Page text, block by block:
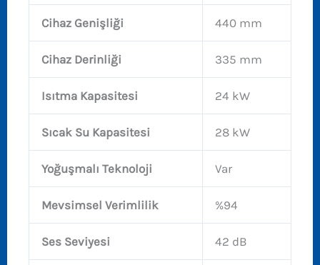
Cihaz Genişliği 440 mm
Cihaz Derinliği 335 mm
Isıtma Kapasitesi 24 kW
Sıcak Su Kapasitesi 28 kW
Yoğuşmalı Teknoloji Var
Mevsimsel Verimlilik %94
Ses Seviyesi 42 dB